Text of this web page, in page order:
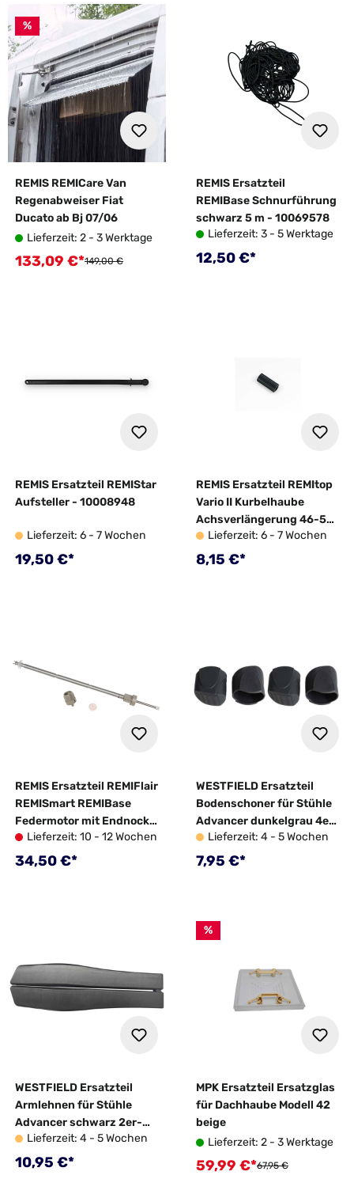
%
REMIS REMICare Van
Regenabweiser Fiat
Ducato ab Bj 07/06
Lieferzeit: 2 - 3 Werktage
Verkaufspreis:
133,09 €*Regulärer Preis:
149,00 €
REMIS Ersatzteil
REMIBase Schnurführung
schwarz 5 m - 10069578
Lieferzeit: 3 - 5 Werktage
Regulärer Preis:
12,50 €*
REMIS Ersatzteil REMIStar
Aufsteller - 10008948
Lieferzeit: 6 - 7 Wochen
Regulärer Preis:
19,50 €*
REMIS Ersatzteil REMItop
Vario II Kurbelhaube
Achsverlängerung 46-55
mm - 10027089
Lieferzeit: 6 - 7 Wochen
Regulärer Preis:
8,15 €*
REMIS Ersatzteil REMIFlair
REMISmart REMIBase
Federmotor mit Endnocke
und Spanner Ø 20 mm -
10004409
Lieferzeit: 10 - 12 Wochen
Regulärer Preis:
34,50 €*
WESTFIELD Ersatzteil
Bodenschoner für Stühle
Advancer dunkelgrau 4er-
SetLieferzeit: 4 - 5 Wochen
Regulärer Preis:
7,95 €*
WESTFIELD Ersatzteil
Armlehnen für Stühle
Advancer schwarz 2er-
SetLieferzeit: 4 - 5 Wochen
Regulärer Preis:
10,95 €*
%
MPK Ersatzteil Ersatzglas
für Dachhaube Modell 42
beige
Lieferzeit: 2 - 3 Werktage
Verkaufspreis:
59,99 €*Regulärer Preis:
67,95 €